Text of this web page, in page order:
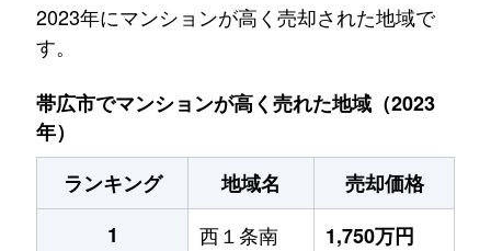
2023年にマンションが高く売却された地域で
す。
帯広市でマンションが高く売れた地域（2023
年）
ランキング
地域名
売却価格
1
西１条南 1,750万円